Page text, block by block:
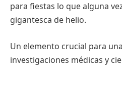
para fiestas lo que alguna
gigantesca de helio.
Un elemento crucial para
investigaciones médicas y